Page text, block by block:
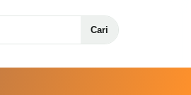
Cari